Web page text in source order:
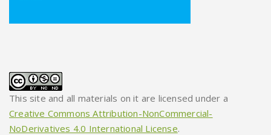
This site and all materials on it are licensed under a
Creative Commons Attribution-NonCommercial-
NoDerivatives 4.0 International License.